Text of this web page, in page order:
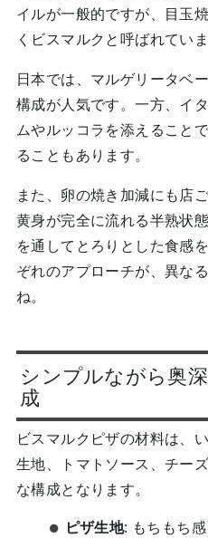
イルが一般的ですが、目玉
くビスマルクと呼ばれていま
日本では、マルゲリータベ
構成が人気です。一方、イ
ムやルッコラを添えること
ることもあります。
また、卵の焼き加減にも店
黄身が完全に流れる半熟状
を通してとろりとした食感
ぞれのアプローチが、異な
ね。
シンプルながら奥
成
ビスマルクピザの材料は、
生地、トマトソース、チー
な構成となります。
ピザ生地: もちもち